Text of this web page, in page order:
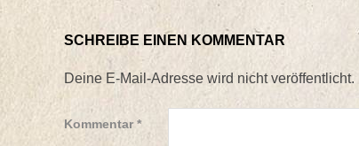
SCHREIBE EINEN KOMMENTAR
Deine E-Mail-Adresse wird nicht veröffentlicht.
Kommentar *